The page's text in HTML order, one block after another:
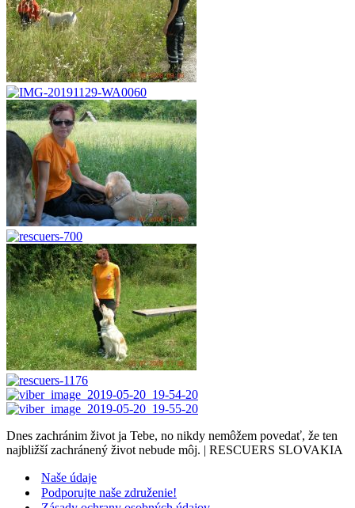
Dnes zachránim život ja Tebe, no nikdy nemôžem povedať, že ten
najbližší zachránený život nebude môj. | RESCUERS SLOVAKIA
Naše údaje
Podporujte naše združenie!